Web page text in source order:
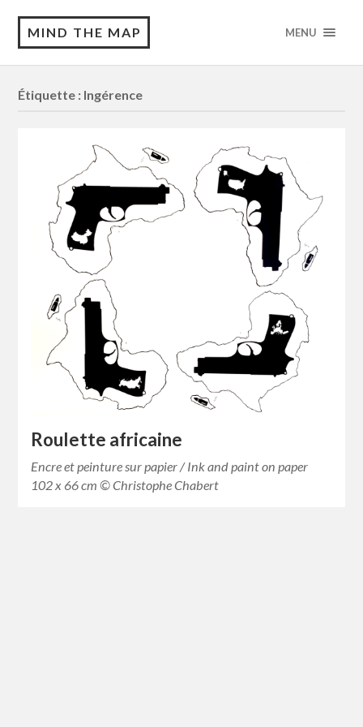
MIND THE MAP MENU
Étiquette : Ingérence
Roulette africaine
Encre et peinture sur papier / Ink and paint on paper
102 x 66 cm © Christophe Chabert